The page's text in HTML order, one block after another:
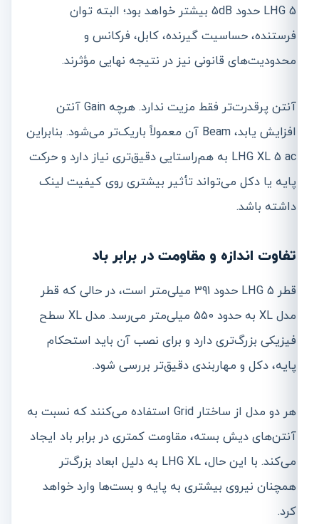
LHG 5 حدود 5dB بیشتر خواهد بود؛ البته توان
فرستنده، حساسیت گیرنده، کابل، فرکانس و
محدودیت‌های قانونی نیز در نتیجه نهایی مؤثرند.
آنتن پرقدرت‌تر فقط مزیت ندارد. هرچه Gain آنتن
افزایش یابد، Beam آن معمولاً باریک‌تر می‌شود. بنابراین
LHG XL 5 ac به هم‌راستایی دقیق‌تری نیاز دارد و حرکت
پایه یا دکل می‌تواند تأثیر بیشتری روی کیفیت لینک
داشته باشد.
تفاوت اندازه و مقاومت در برابر باد
قطر LHG 5 حدود 391 میلی‌متر است، در حالی که قطر
مدل XL به حدود 550 میلی‌متر می‌رسد. مدل XL سطح
فیزیکی بزرگ‌تری دارد و برای نصب آن باید استحکام
پایه، دکل و مهاربندی دقیق‌تر بررسی شود.
هر دو مدل از ساختار Grid استفاده می‌کنند که نسبت به
آنتن‌های دیش بسته، مقاومت کمتری در برابر باد ایجاد
می‌کند. با این حال، LHG XL به دلیل ابعاد بزرگ‌تر
همچنان نیروی بیشتری به پایه و بست‌ها وارد خواهد
کرد.